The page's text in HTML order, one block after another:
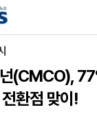
(CMCO),
환점 맞이!